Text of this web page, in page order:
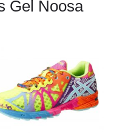
Gel Noosa